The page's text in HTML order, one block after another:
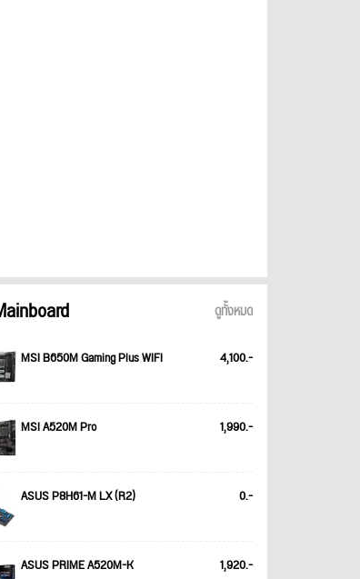
ดูทั้งหมด
MSI B650M Gaming Plus WIFI 4,100.-
MSI A520M Pro 1,990.-
ASUS P8H61-M LX (R2) 0.-
ASUS PRIME A520M-K 1,920.-